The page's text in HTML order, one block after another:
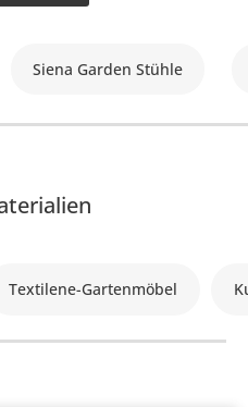
Siena Garden Stühle
Textilene-Gartenmöbel